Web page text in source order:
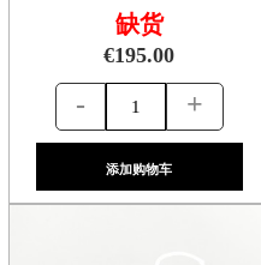
缺货
€195.00
- +
添加购物车